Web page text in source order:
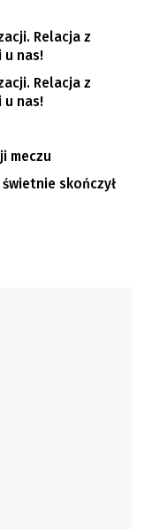
Relacja z
u nas!
Relacja z
u nas!
meczu
skończył